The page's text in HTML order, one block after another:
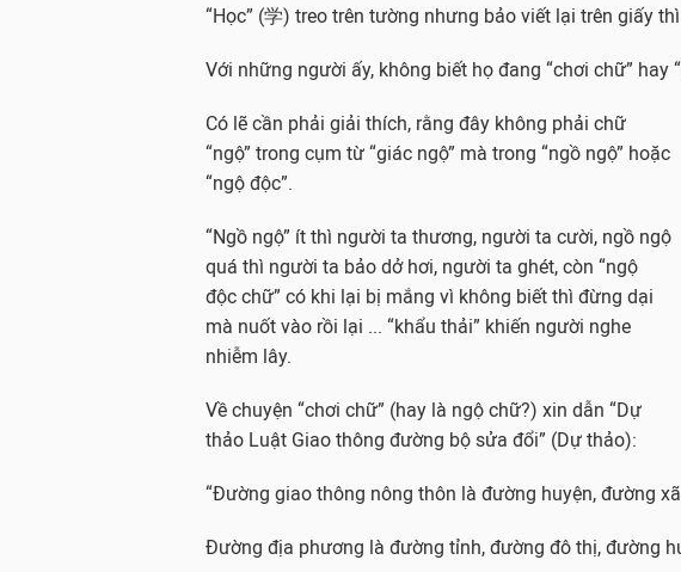
“Học” (学) treo trên tường nhưng bảo viết lại trên giấy
Với những người ấy, không biết họ đang “chơi chữ” hay
Có lẽ cần phải giải thích, rằng đây không phải chữ
“ngộ” trong cụm từ “giác ngộ” mà trong “ngồ ngộ” hoặc
“ngộ độc”.
“Ngồ ngộ” ít thì người ta thương, người ta cười, ngồ ngộ
quá thì người ta bảo dở hơi, người ta ghét, còn “ngộ
độc chữ” có khi lại bị mắng vì không biết thì đừng dại
mà nuốt vào rồi lại ... “khẩu thải” khiến người nghe
nhiễm lây.
Về chuyện “chơi chữ” (hay là ngộ chữ?) xin dẫn “Dự
thảo Luật Giao thông đường bộ sửa đổi” (Dự thảo):
“Đường giao thông nông thôn là đường huyện, đường
Đường địa phương là đường tỉnh, đường đô thị, đường